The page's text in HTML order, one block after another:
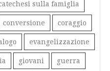
sulla famiglia
conversione coraggio
evangelizzazione
giovani guerra